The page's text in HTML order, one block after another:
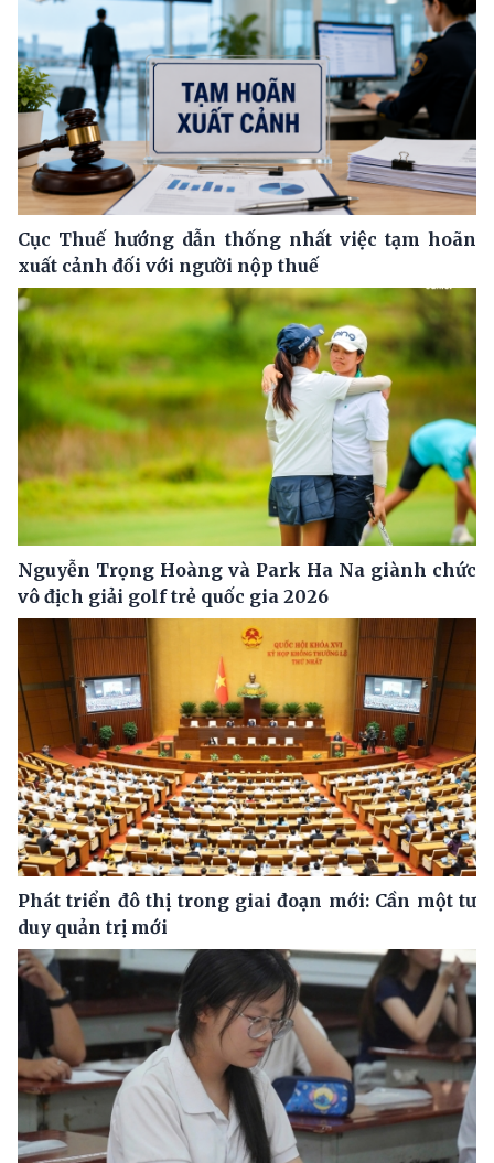
Cục Thuế hướng dẫn thống nhất việc tạm hoãn
xuất cảnh đối với người nộp thuế
Nguyễn Trọng Hoàng và Park Ha Na giành chức
vô địch giải golf trẻ quốc gia 2026
Phát triển đô thị trong giai đoạn mới: Cần một tư
duy quản trị mới